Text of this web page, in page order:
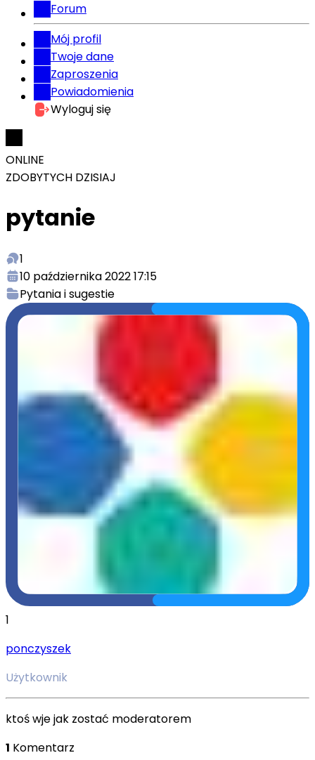
Forum
Mój profil
Twoje dane
Zaproszenia
Powiadomienia
Wyloguj się
ONLINE
ZDOBYTYCH DZISIAJ
pytanie
1
10 października 2022 17:15
Pytania i sugestie
1
ponczyszek
Użytkownik
ktoś wje jak zostać moderatorem
1 Komentarz